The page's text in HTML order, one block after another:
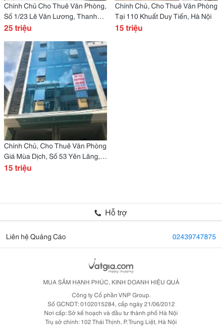
Chính Chủ Cho Thuê Văn Phòng,
Số 1/23 Lê Văn Lương, Thanh
Xuân, Hà Nội
25 triệu
Chính Chủ, Cho Thuê Văn Phòng
Tại 110 Khuất Duy Tiến, Hà Nội
15 triệu
Chính Chủ, Cho Thuê Văn Phòng
Giá Mùa Dịch, Số 53 Yên Lãng,
Đống Đa, Hà Nội
15 triệu
Hỗ trợ
Liên hệ Quảng Cáo 02439747875
MUA SẮM HẠNH PHÚC, KINH DOANH HIỆU QUẢ
Công ty Cổ phần VNP Group.
Số GCNDT: 0102015284, cấp ngày 21/06/2012
Nơi cấp: Sở kế hoạch và đầu tư thành phố Hà Nội
Trụ sở chính: 102 Thái Thịnh, P. Trung Liệt, Hà Nội